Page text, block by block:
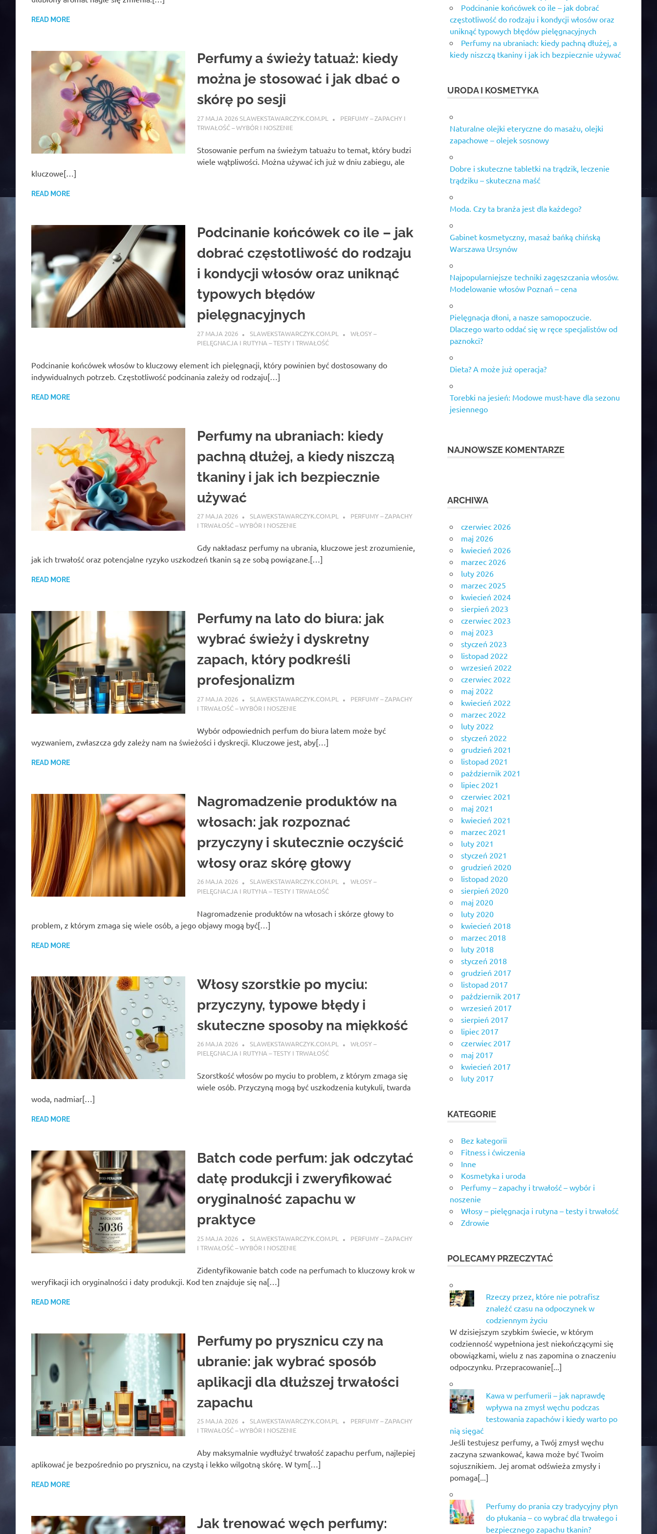
READ MORE
Perfumy a świeży tatuaż: kiedy
można je stosować i jak dbać o
skórę po sesji
27 MAJA 2026SLAWEKSTAWARCZYK.COM.PL
PERFUMY – ZAPACHY I
TRWAŁOŚĆ – WYBÓR I NOSZENIE
Stosowanie perfum na świeżym tatuażu to temat, który budzi
wiele wątpliwości. Można używać ich już w dniu zabiegu, ale
kluczowe[…]
READ MORE
Podcinanie końcówek co ile – jak
dobrać częstotliwość do rodzaju
i kondycji włosów oraz uniknąć
typowych błędów
pielęgnacyjnych
27 MAJA 2026 SLAWEKSTAWARCZYK.COM.PL
WŁOSY –
PIELĘGNACJA I RUTYNA – TESTY I TRWAŁOŚĆ
Podcinanie końcówek włosów to kluczowy element ich pielęgnacji, który powinien być dostosowany do
indywidualnych potrzeb. Częstotliwość podcinania zależy od rodzaju[…]
READ MORE
Perfumy na ubraniach: kiedy
pachną dłużej, a kiedy niszczą
tkaniny i jak ich bezpiecznie
używać
27 MAJA 2026 SLAWEKSTAWARCZYK.COM.PL
PERFUMY – ZAPACHY
I TRWAŁOŚĆ – WYBÓR I NOSZENIE
Gdy nakładasz perfumy na ubrania, kluczowe jest zrozumienie,
jak ich trwałość oraz potencjalne ryzyko uszkodzeń tkanin są ze sobą powiązane.[…]
READ MORE
Perfumy na lato do biura: jak
wybrać świeży i dyskretny
zapach, który podkreśli
profesjonalizm
27 MAJA 2026 SLAWEKSTAWARCZYK.COM.PL
PERFUMY – ZAPACHY
I TRWAŁOŚĆ – WYBÓR I NOSZENIE
Wybór odpowiednich perfum do biura latem może być
wyzwaniem, zwłaszcza gdy zależy nam na świeżości i dyskrecji. Kluczowe jest, aby[…]
READ MORE
Nagromadzenie produktów na
włosach: jak rozpoznać
przyczyny i skutecznie oczyścić
włosy oraz skórę głowy
26 MAJA 2026 SLAWEKSTAWARCZYK.COM.PL
WŁOSY –
PIELĘGNACJA I RUTYNA – TESTY I TRWAŁOŚĆ
Nagromadzenie produktów na włosach i skórze głowy to
problem, z którym zmaga się wiele osób, a jego objawy mogą być[…]
READ MORE
Włosy szorstkie po myciu:
przyczyny, typowe błędy i
skuteczne sposoby na miękkość
26 MAJA 2026 SLAWEKSTAWARCZYK.COM.PL
WŁOSY –
PIELĘGNACJA I RUTYNA – TESTY I TRWAŁOŚĆ
Szorstkość włosów po myciu to problem, z którym zmaga się
wiele osób. Przyczyną mogą być uszkodzenia kutykuli, twarda
woda, nadmiar[…]
READ MORE
Batch code perfum: jak odczytać
datę produkcji i zweryfikować
oryginalność zapachu w
praktyce
25 MAJA 2026 SLAWEKSTAWARCZYK.COM.PL
PERFUMY – ZAPACHY
I TRWAŁOŚĆ – WYBÓR I NOSZENIE
Zidentyfikowanie batch code na perfumach to kluczowy krok w
weryfikacji ich oryginalności i daty produkcji. Kod ten znajduje się na[…]
READ MORE
Perfumy po prysznicu czy na
ubranie: jak wybrać sposób
aplikacji dla dłuższej trwałości
zapachu
25 MAJA 2026 SLAWEKSTAWARCZYK.COM.PL
PERFUMY – ZAPACHY
I TRWAŁOŚĆ – WYBÓR I NOSZENIE
Aby maksymalnie wydłużyć trwałość zapachu perfum, najlepiej
aplikować je bezpośrednio po prysznicu, na czystą i lekko wilgotną skórę. W tym[…]
READ MORE
Jak trenować węch perfumy:
Podcinanie końcówek co ile – jak dobrać
częstotliwość do rodzaju i kondycji włosów oraz
uniknąć typowych błędów pielęgnacyjnych
Perfumy na ubraniach: kiedy pachną dłużej, a
kiedy niszczą tkaniny i jak ich bezpiecznie używać
URODA I KOSMETYKA
Naturalne olejki eteryczne do masażu, olejki
zapachowe – olejek sosnowy
Dobre i skuteczne tabletki na trądzik, leczenie
trądziku – skuteczna maść
Moda. Czy ta branża jest dla każdego?
Gabinet kosmetyczny, masaż bańką chińską
Warszawa Ursynów
Najpopularniejsze techniki zagęszczania włosów.
Modelowanie włosów Poznań – cena
Pielęgnacja dłoni, a nasze samopoczucie.
Dlaczego warto oddać się w ręce specjalistów od
paznokci?
Dieta? A może już operacja?
Torebki na jesień: Modowe must-have dla sezonu
jesiennego
NAJNOWSZE KOMENTARZE
ARCHIWA
czerwiec 2026
maj 2026
kwiecień 2026
marzec 2026
luty 2026
marzec 2025
kwiecień 2024
sierpień 2023
czerwiec 2023
maj 2023
styczeń 2023
listopad 2022
wrzesień 2022
czerwiec 2022
maj 2022
kwiecień 2022
marzec 2022
luty 2022
styczeń 2022
grudzień 2021
listopad 2021
październik 2021
lipiec 2021
czerwiec 2021
maj 2021
kwiecień 2021
marzec 2021
luty 2021
styczeń 2021
grudzień 2020
listopad 2020
sierpień 2020
maj 2020
luty 2020
kwiecień 2018
marzec 2018
luty 2018
styczeń 2018
grudzień 2017
listopad 2017
październik 2017
wrzesień 2017
sierpień 2017
lipiec 2017
czerwiec 2017
maj 2017
kwiecień 2017
luty 2017
KATEGORIE
Bez kategorii
Fitness i ćwiczenia
Inne
Kosmetyka i uroda
Perfumy – zapachy i trwałość – wybór i
noszenie
Włosy – pielęgnacja i rutyna – testy i trwałość
Zdrowie
POLECAMY PRZECZYTAĆ
Rzeczy przez, które nie potrafisz
znaleźć czasu na odpoczynek w
codziennym życiu
W dzisiejszym szybkim świecie, w którym
codzienność wypełniona jest niekończącymi się
obowiązkami, wielu z nas zapomina o znaczeniu
odpoczynku. Przepracowanie[...]
Kawa w perfumerii – jak naprawdę
wpływa na zmysł węchu podczas
testowania zapachów i kiedy warto po
nią sięgać
Jeśli testujesz perfumy, a Twój zmysł węchu
zaczyna szwankować, kawa może być Twoim
sojusznikiem. Jej aromat odświeża zmysły i
pomaga[...]
Perfumy do prania czy tradycyjny płyn
do płukania – co wybrać dla trwałego i
bezpiecznego zapachu tkanin?